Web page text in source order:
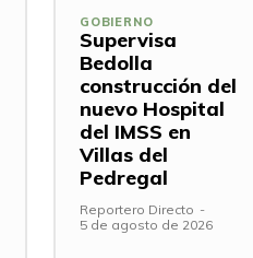
GOBIERNO
Supervisa
Bedolla
construcción del
nuevo Hospital
del IMSS en
Villas del
Pedregal
Reportero Directo -
5 de agosto de 2026